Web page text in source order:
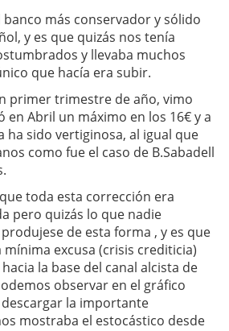
más conservador y sólido
y es que quizás nos tenía
y llevaba muchos
que hacía era subir.
primer trimestre de año, vimo
en Abril un máximo en los 16€ y a
ha sido vertiginosa, al igual que
como fue el caso de B.Sabadell
toda esta corrección era
pero quizás lo que nadie
de esta forma , y es que
excusa (crisis crediticia)
la base del canal alcista de
observar en el gráfico
la importante
mostraba el estocástico desde